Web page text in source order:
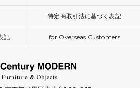
特定商取引法に基づく表記
記 for Overseas Customers